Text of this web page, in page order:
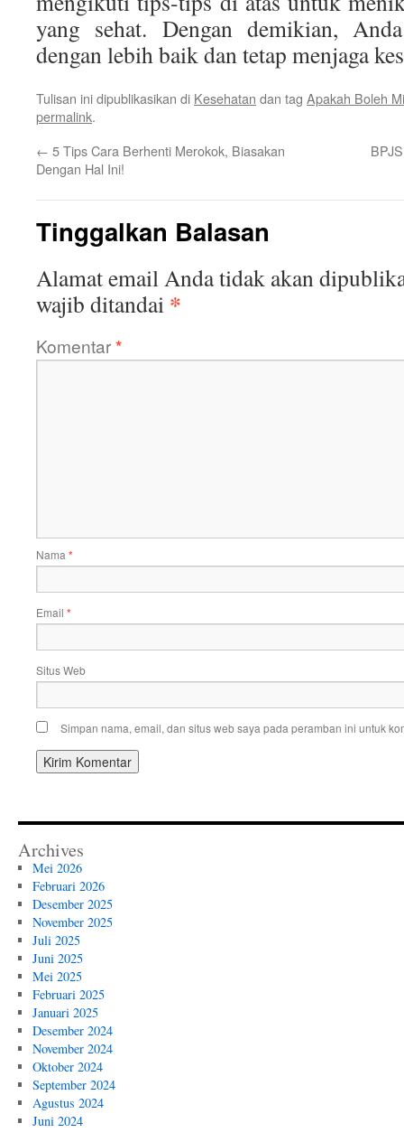
yang sehat. Dengan demikian,
dengan lebih baik dan tetap menjaga
Tulisan ini dipublikasikan di Kesehatan dan tag Apakah Boleh
permalink.
← 5 Tips Cara Berhenti Merokok, Biasakan
Dengan Hal Ini!
Tinggalkan Balasan
Alamat email Anda tidak akan
wajib ditandai *
Komentar*
Nama *
Email *
Situs Web
Simpan nama, email, dan situs web saya pada peramban ini untuk
Archives
Mei 2026
Februari 2026
Desember 2025
November 2025
Juli 2025
Juni 2025
Mei 2025
Februari 2025
Januari 2025
Desember 2024
November 2024
Oktober 2024
September 2024
Agustus 2024
Juni 2024